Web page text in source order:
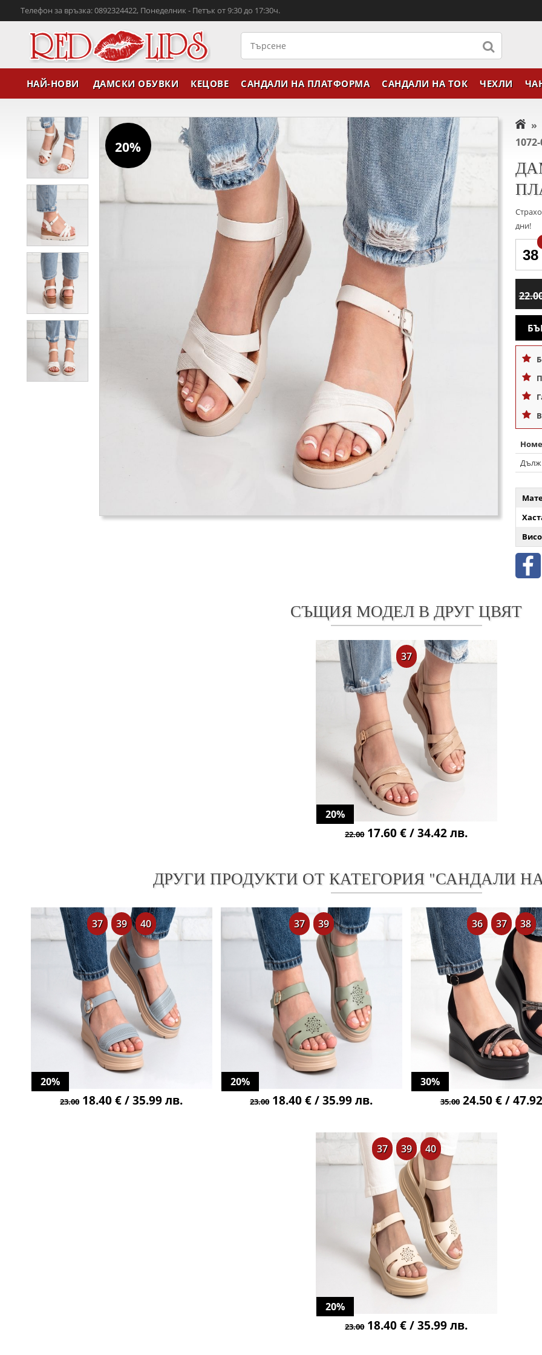
Телефон за връзка: 0892324422, Понеделник - Петък от 9:30 до 17:30ч.
НАЙ-НОВИ ДАМСКИ ОБУВКИ КЕЦОВЕ САНДАЛИ НА ПЛАТФОРМА САНДАЛИ НА ТОК ЧЕХЛИ
20%
»
дни!
СЪЩИЯ МОДЕЛ В ДРУГ ЦВЯТ
37
20%
22.0017.60 € / 34.42 лв.
ДРУГИ ПРОДУКТИ ОТ КАТЕГОРИЯ "САНДАЛИ
37 39 40
20%
23.0018.40 € / 35.99 лв.
37 39
20%
23.0018.40 € / 35.99 лв.
36 37 38
30%
35.0024.50 € /
37 39 40
20%
23.0018.40 € / 35.99 лв.